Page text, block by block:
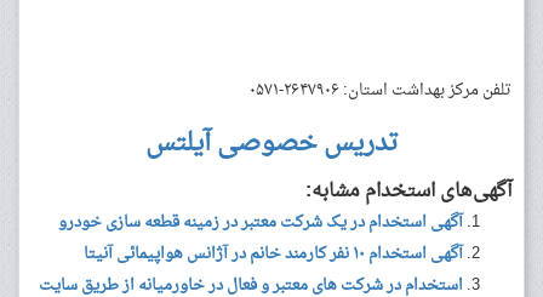
تلفن مرکز بهداشت استان: ۲۶۴۷۹۰۶-۰۵۷۱
تدریس خصوصی آیلتس
آگهی‌های استخدام مشابه:
آگهی استخدام در یک شرکت معتبر در زمینه قطعه سازی خودرو
آگهی استخدام ۱۰ نفر کارمند خانم در آژانس هواپیمائی آنیتا
استخدام در شرکت های معتبر و فعال در خاورمیانه از طریق سایت